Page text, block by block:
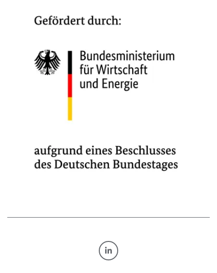
TRANSFORM.BY AUF